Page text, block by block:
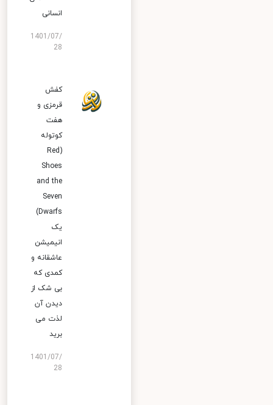
انسانی
1401/07/
28
کفش
قرمزی و
هفت
کوتوله
(Red
Shoes
and the
Seven
Dwarfs)
یک
انیمیشن
عاشقانه و
کمدی که
بی شک از
دیدن آن
لذت می
برید
1401/07/
28